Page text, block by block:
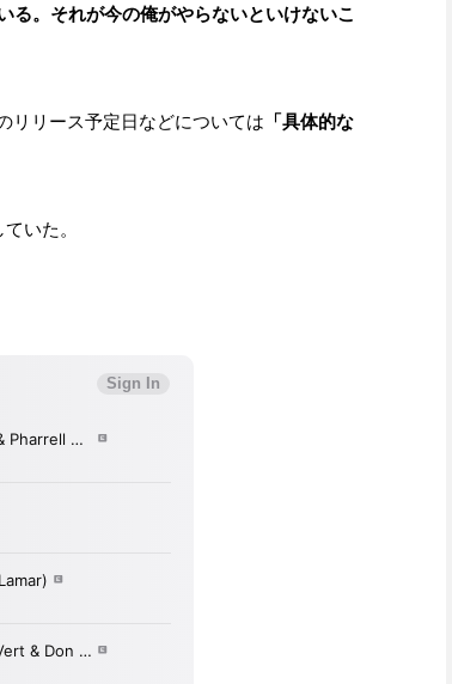
る。それが今の俺がやらないといけないこ
リリース予定日などについては 「具体的な
いた。